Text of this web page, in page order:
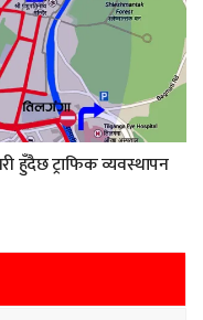
हुँदैछ ट्राफिक व्यवस्थापन